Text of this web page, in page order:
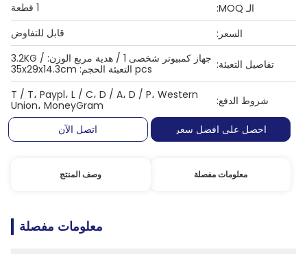
الـ MOQ:
1 قطعة
السعر:
قابل للتفاوض
تفاصيل التعبئة:
جهاز كمبيوتر شخصى 1 / هدية مربع الوزن: 3.2KG /
pcs التعبئة الحجم: 35x29x14.3cm
شروط الدفع:
T / T، Paypl، L / C، D / A، D / P، Western
Union، MoneyGram
احصل على افضل سعر
اتصل الآن
معلومات مفصلة وصف المنتج
معلومات مفصلة